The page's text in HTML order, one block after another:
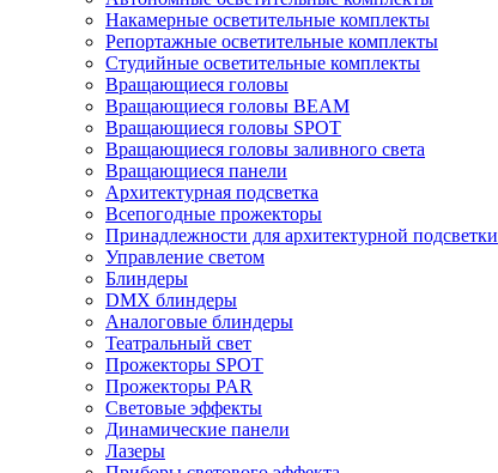
Накамерные осветительные комплекты
Репортажные осветительные комплекты
Студийные осветительные комплекты
Вращающиеся головы
Вращающиеся головы BEAM
Вращающиеся головы SPOT
Вращающиеся головы заливного света
Вращающиеся панели
Архитектурная подсветка
Всепогодные прожекторы
Принадлежности для архитектурной подсветки
Управление светом
Блиндеры
DMX блиндеры
Аналоговые блиндеры
Театральный свет
Прожекторы SPOT
Прожекторы PAR
Световые эффекты
Динамические панели
Лазеры